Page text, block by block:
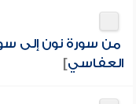
من سورة نون إلى
العفاسي]